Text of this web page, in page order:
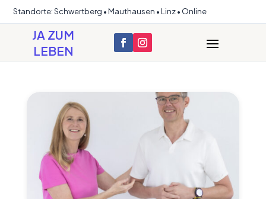
Standorte: Schwertberg • Mauthausen • Linz • Online
JA ZUM
LEBEN